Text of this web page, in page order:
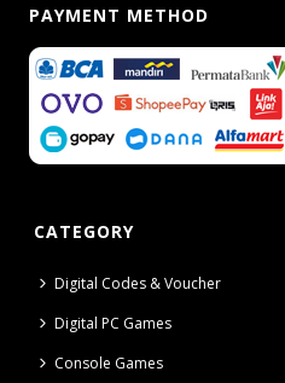
PAYMENT METHOD
CATEGORY
Digital Codes & Voucher
Digital PC Games
Console Games